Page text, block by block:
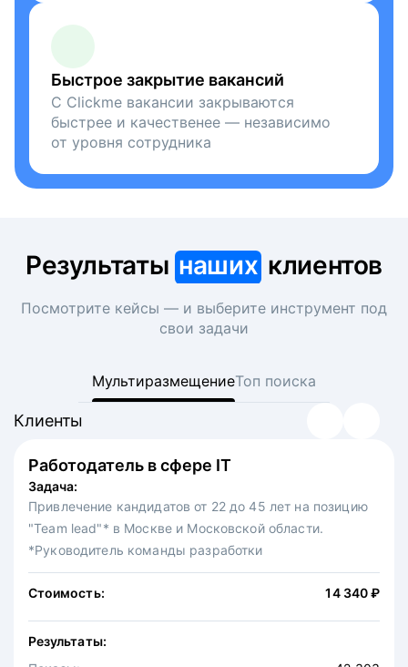
Быстрое закрытие вакансий
С Clickme вакансии закрываются
быстрее и качественее — независимо
от уровня сотрудника
Результатынаших клиентов
Посмотрите кейсы — и выберите инструмент под
свои задачи
МультиразмещениеТоп поиска
Работодатель в сфере IT
Задача:
Привлечение кандидатов от 22 до 45 лет на позицию
"Team lead"* в Москве и Московской области.
*Руководитель команды разработки
Стоимость: 14 340 ₽
Результаты:
Клиенты
Федеральная сеть ресторанов
Задача:
Привлечение на вакансию официантов в московскую
точку известной федеральной сети ресторанов.
Стоимость: 30 875 ₽
Результаты:
Показы:
Клиенты